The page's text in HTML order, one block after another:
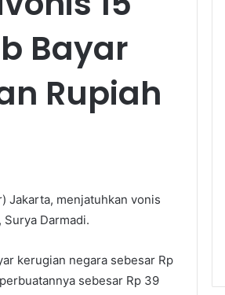
Bayar
Rupiah
Jakarta, menjatuhkan vonis
Darmadi.
kerugian negara sebesar Rp
sebesar Rp 39